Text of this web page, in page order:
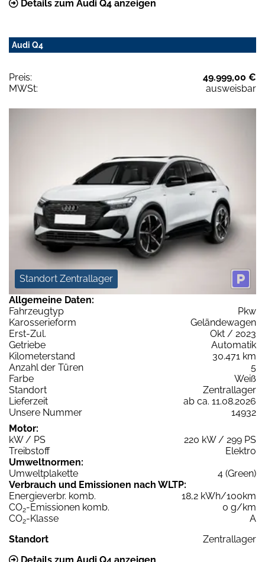
Details zum Audi Q4 anzeigen
Audi Q4
Preis:
49.999,00 €
MWSt:
ausweisbar
Standort Zentrallager
Allgemeine Daten:
Fahrzeugtyp
Pkw
Karosserieform
Geländewagen
Erst-Zul.
Okt / 2023
Getriebe
Automatik
Kilometerstand
30.471 km
Anzahl der Türen
5
Farbe
Weiß
Standort
Zentrallager
Lieferzeit
ab ca. 11.08.2026
Unsere Nummer
14932
Motor:
kW / PS
220 kW / 299 PS
Treibstoff
Elektro
Umweltnormen:
Umweltplakette
4 (Green)
Verbrauch und Emissionen nach WLTP:
Energieverbr. komb.
18,2 kWh/100km
CO2-Emissionen komb.
0 g/km
CO2-Klasse
A
Standort
Zentrallager
Details zum Audi Q4 anzeigen